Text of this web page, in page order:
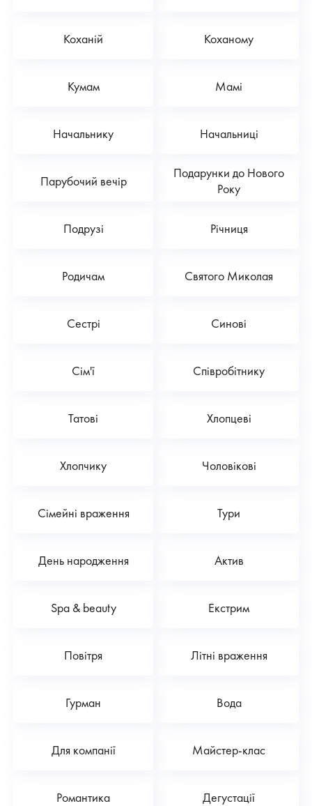
Коханій Коханому
Кумам Мамі
Начальнику Начальниці
Парубочий вечір
Подарунки до Нового
Року
Подрузі Річниця
Родичам Святого Миколая
Сестрі Синові
Сім'ї Співробітнику
Татові Хлопцеві
Хлопчику Чоловікові
Сімейні враження Тури
День народження Актив
Spa & beauty Екстрим
Повітря Літні враження
Гурман Вода
Для компанії Майстер-клас
Романтика Дегустації